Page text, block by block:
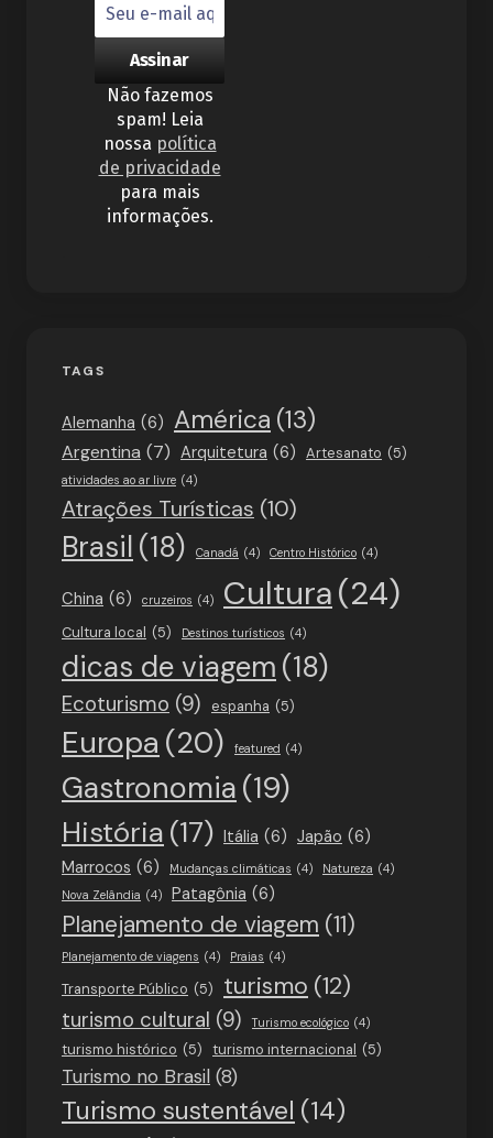
Não fazemos
spam! Leia
nossa política
de privacidade
para mais
informações.
TAGS
Alemanha (6) América (13)
Argentina (7) Arquitetura (6) Artesanato (5)
atividades ao ar livre (4)
Atrações Turísticas (10)
Brasil (18) Canadá (4) Centro Histórico (4)
China (6) cruzeiros (4) Cultura(24)
Cultura local (5) Destinos turísticos (4)
dicas de viagem (18)
Ecoturismo (9) espanha (5)
Europa (20) featured (4)
Gastronomia (19)
História (17) Itália (6) Japão (6)
Marrocos (6) Mudanças climáticas (4) Natureza (4)
Nova Zelândia (4) Patagônia (6)
Planejamento de viagem (11)
Planejamento de viagens (4) Praias (4)
Transporte Público (5) turismo (12)
turismo cultural (9) Turismo ecológico (4)
turismo histórico (5) turismo internacional (5)
Turismo no Brasil (8)
Turismo sustentável (14)